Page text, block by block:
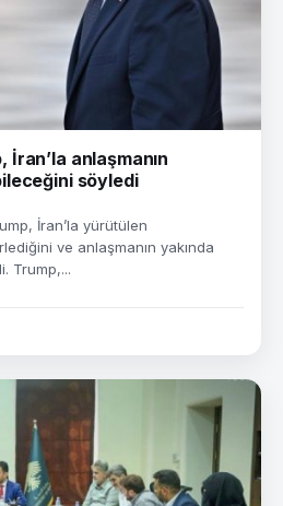
İran’la anlaşmanın
söyledi
İran’la yürütülen
ve anlaşmanın yakında
Trump,...